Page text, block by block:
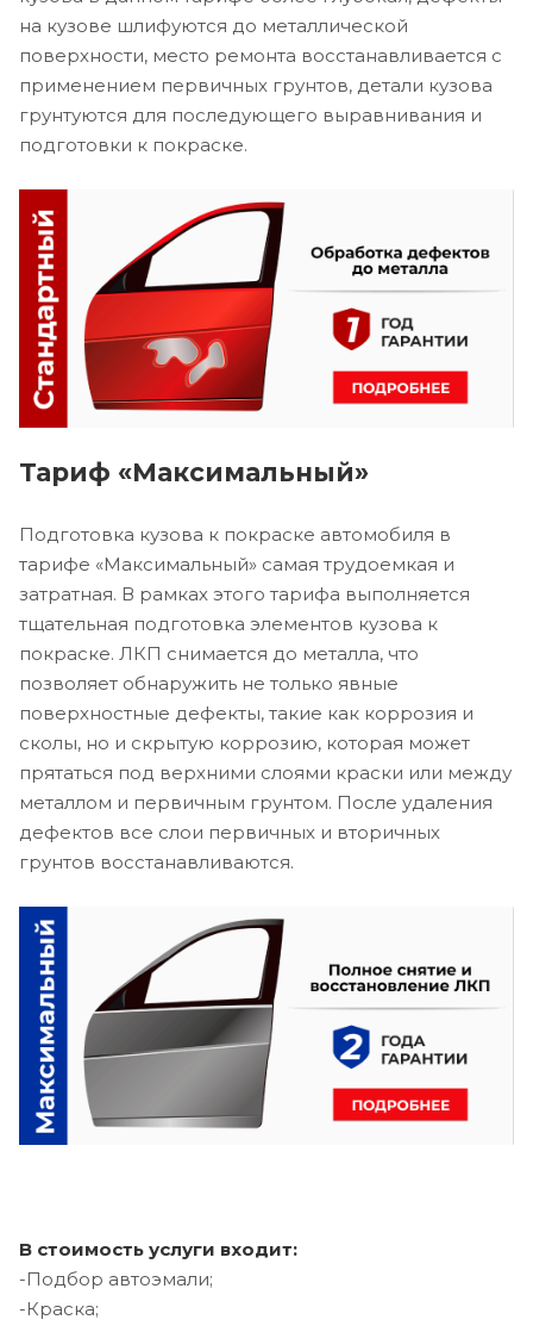
на кузове шлифуются до металлической
поверхности, место ремонта восстанавливается с
применением первичных грунтов, детали кузова
грунтуются для последующего выравнивания и
подготовки к покраске.
Тариф «Максимальный»
Подготовка кузова к покраске автомобиля в
тарифе «Максимальный» самая трудоемкая и
затратная. В рамках этого тарифа выполняется
тщательная подготовка элементов кузова к
покраске. ЛКП снимается до металла, что
позволяет обнаружить не только явные
поверхностные дефекты, такие как коррозия и
сколы, но и скрытую коррозию, которая может
прятаться под верхними слоями краски или между
металлом и первичным грунтом. После удаления
дефектов все слои первичных и вторичных
грунтов восстанавливаются.
В стоимость услуги входит:
-Подбор автоэмали;
-Краска;